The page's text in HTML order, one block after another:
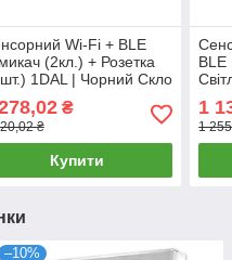
Wi-Fi + BLE
(2кл.) + Розетка
1DAL | Чорний Скло
₴
₴
Купити
BLE
1
1
–10%